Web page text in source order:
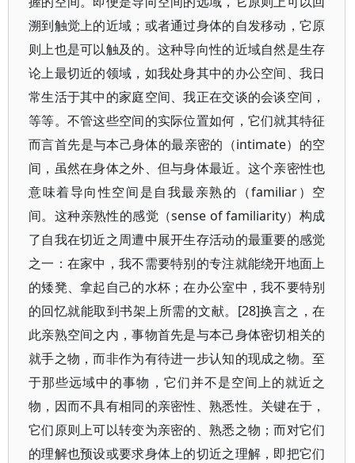
溯到触觉上的近域；或者通过身体的自发移动，它原
则上也是可以触及的。这种导向性的近域自然是生存
论上最切近的领域，如我处身其中的办公空间、我日
常生活于其中的家庭空间、我正在交谈的会谈空间，
等等。不管这些空间的实际位置如何，它们就其特征
而言首先是与本己身体的最亲密的（intimate）的空
间，虽然在身体之外、但与身体最近。这个亲密性也
意味着导向性空间是自我最亲熟的（familiar）空
间。这种亲熟性的感觉（sense of familiarity）构成
了自我在切近之周遭中展开生存活动的最重要的感觉
之一：在家中，我不需要特别的专注就能绕开地面上
的矮凳、拿起自己的水杯；在办公室中，我不要特别
的回忆就能取到书架上所需的文献。[28]换言之，在
此亲熟空间之内，事物首先是与本己身体密切相关的
就手之物，而非作为有待进一步认知的现成之物。至
于那些远域中的事物，它们并不是空间上的就近之
物，因而不具有相同的亲密性、熟悉性。关键在于，
它们原则上可以转变为亲密的、熟悉之物；而对它们
的理解也预设或要求身体上的切近之理解，即把它们